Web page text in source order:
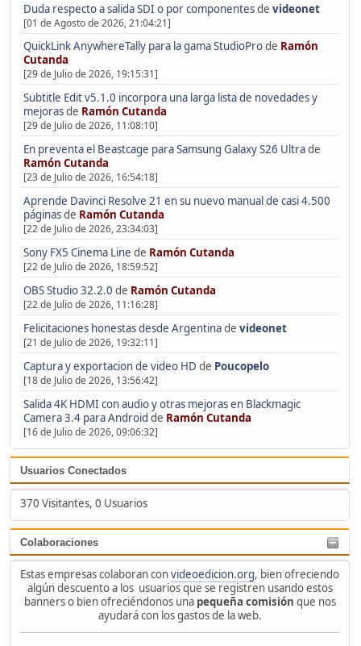
Duda respecto a salida SDI o por componentesde videonet
[01 de Agosto de 2026, 21:04:21]
QuickLink AnywhereTally para la gama StudioProde Ramón
Cutanda
[29 de Julio de 2026, 19:15:31]
Subtitle Edit v5.1.0 incorpora una larga lista de novedades y
mejorasde Ramón Cutanda
[29 de Julio de 2026, 11:08:10]
En preventa el Beastcage para Samsung Galaxy S26 Ultrade
Ramón Cutanda
[23 de Julio de 2026, 16:54:18]
Aprende Davinci Resolve 21 en su nuevo manual de casi 4.500
páginasde Ramón Cutanda
[22 de Julio de 2026, 23:34:03]
Sony FX5 Cinema Line de Ramón Cutanda
[22 de Julio de 2026, 18:59:52]
OBS Studio 32.2.0 de Ramón Cutanda
[22 de Julio de 2026, 11:16:28]
Felicitaciones honestas desde Argentinade videonet
[21 de Julio de 2026, 19:32:11]
Captura y exportacion de video HD de Poucopelo
[18 de Julio de 2026, 13:56:42]
Salida 4K HDMI con audio y otras mejoras en Blackmagic
Camera 3.4 para Android de Ramón Cutanda
[16 de Julio de 2026, 09:06:32]
Usuarios Conectados
370 Visitantes, 0 Usuarios
Colaboraciones
Estas empresas colaboran convideoedicion.org, bien ofreciendo
algún descuento a los usuarios que se registren usando estos
banners o bien ofreciéndonos una pequeña comisión que nos
ayudará con los gastos de la web.